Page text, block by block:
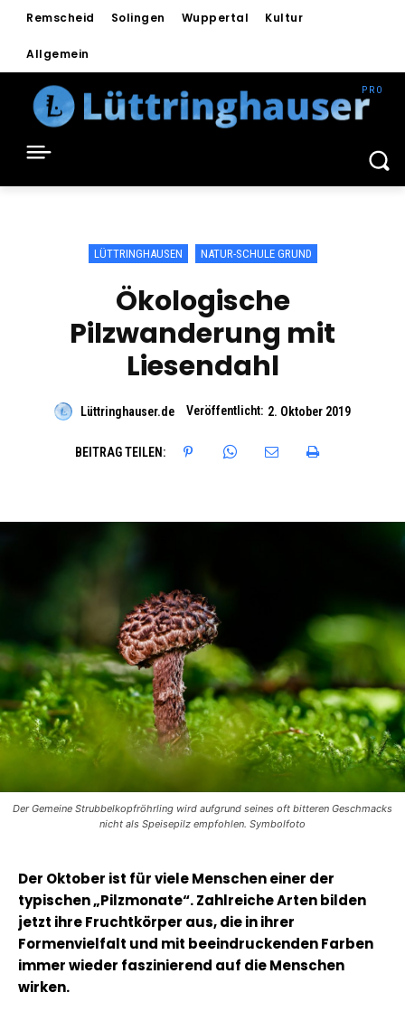
Remscheid Solingen Wuppertal Kultur
Allgemein
LÜTTRINGHAUSEN NATUR-SCHULE GRUND
Ökologische
Pilzwanderung mit
Liesendahl
Lüttringhauser.de Veröffentlicht: 2. Oktober 2019
BEITRAG TEILEN:
Der Gemeine Strubbelkopfröhrling wird aufgrund seines oft bitteren Geschmacks
nicht als Speisepilz empfohlen. Symbolfoto
Der Oktober ist für viele Menschen einer der
typischen „Pilzmonate“. Zahlreiche Arten bilden
jetzt ihre Fruchtkörper aus, die in ihrer
Formenvielfalt und mit beeindruckenden Farben
immer wieder faszinierend auf die Menschen
wirken.